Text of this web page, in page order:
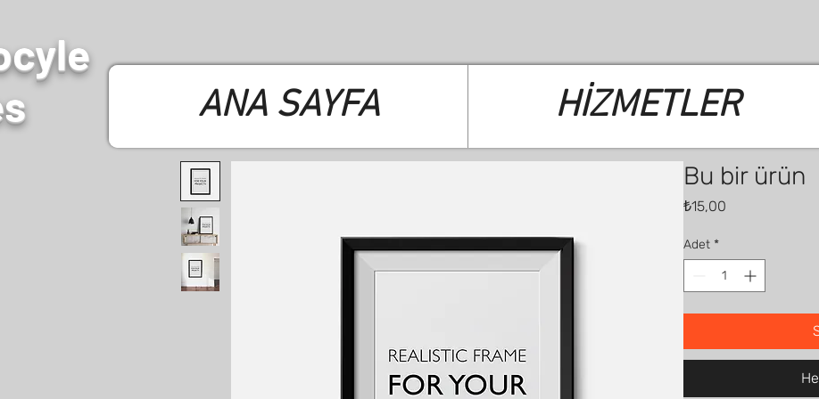
ANA SAYFA HİZMETLER
Bu bir ürün
₺15,00
Adet *